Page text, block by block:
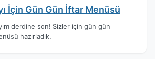
İçin Gün Gün İftar Menüsü
derdine son! Sizler için gün gün
hazırladık.